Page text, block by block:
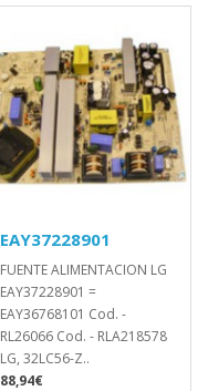
EAY37228901
FUENTE ALIMENTACION LG
EAY37228901 =
EAY36768101 Cod. -
RL26066 Cod. - RLA218578
LG, 32LC56-Z..
88,94€